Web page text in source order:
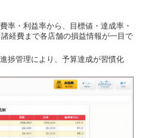
率・利益率から、目標値・達成率・
経費まで各店舗の損益情報が一目で
捗管理により、予算達成が習慣化